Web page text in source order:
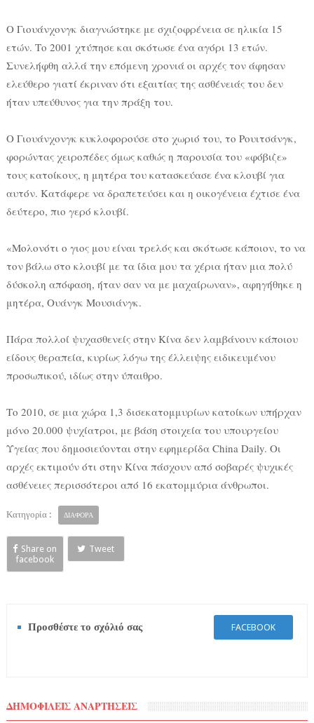
Ο Γιουάνχονγκ διαγνώστηκε με σχιζοφρένεια σε ηλικία 15
ετών. Το 2001 χτύπησε και σκότωσε ένα αγόρι 13 ετών.
Συνελήφθη αλλά την επόμενη χρονιά οι αρχές τον άφησαν
ελεύθερο γιατί έκριναν ότι εξαιτίας της ασθένειάς του δεν
ήταν υπεύθυνος για την πράξη του.
Ο Γιουάνχονγκ κυκλοφορούσε στο χωριό του, το Ρουιτσάνγκ,
φορώντας χειροπέδες όμως καθώς η παρουσία του «φόβιζε»
τους κατοίκους, η μητέρα του κατασκεύασε ένα κλουβί για
αυτόν. Κατάφερε να δραπετεύσει και η οικογένεια έχτισε ένα
δεύτερο, πιο γερό κλουβί.
«Μολονότι ο γιος μου είναι τρελός και σκότωσε κάποιον, το να
τον βάλω στο κλουβί με τα ίδια μου τα χέρια ήταν μια πολύ
δύσκολη απόφαση, ήταν σαν να με μαχαίρωναν», αφηγήθηκε η
μητέρα, Ουάνγκ Μουσιάνγκ.
Πάρα πολλοί ψυχασθενείς στην Κίνα δεν λαμβάνουν κάποιου
είδους θεραπεία, κυρίως λόγω της έλλειψης ειδικευμένου
προσωπικού, ιδίως στην ύπαιθρο.
Το 2010, σε μια χώρα 1,3 δισεκατομμυρίων κατοίκων υπήρχαν
μόνο 20.000 ψυχίατροι, με βάση στοιχεία του υπουργείου
Υγείας που δημοσιεύονται στην εφημερίδα China Daily. Οι
αρχές εκτιμούν ότι στην Κίνα πάσχουν από σοβαρές ψυχικές
ασθένειες περισσότεροι από 16 εκατομμύρια άνθρωποι.
Κατηγορία : ΔΙΑΦΟΡΑ
Share on
facebook
Tweet
Προσθέστε το σχόλιό σας FACEBOOK
ΔΗΜΟΦΙΛΕΙΣ ΑΝΑΡΤΗΣΕΙΣ